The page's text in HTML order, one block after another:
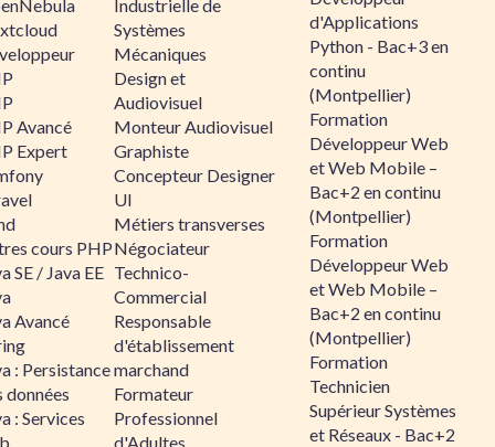
Avancé
Expert
cours PHP
SE / Java EE
Avancé
: Persistance
données
: Services
Industrielle de
Systèmes
Mécaniques
Design et
Audiovisuel
Monteur Audiovisuel
Graphiste
Concepteur Designer
UI
Métiers transverses
Négociateur
Technico-
Commercial
Responsable
d'établissement
marchand
Formateur
Professionnel
d'Adultes
d'Applications
Python - Bac+3 en
continu
(Montpellier)
Formation
Développeur Web
et Web Mobile –
Bac+2 en continu
(Montpellier)
Formation
Développeur Web
et Web Mobile –
Bac+2 en continu
(Montpellier)
Formation
Technicien
Supérieur Systèmes
et Réseaux - Bac+2